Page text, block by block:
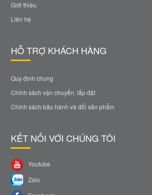
Giới thiệu
Liên hệ
HỖ TRỢ KHÁCH HÀNG
Quy định chung
Chính sách vận chuyển, lắp đặt
Chính sách bảo hành và đổi sản phẩm
KẾT NỐI VỚI CHÚNG TÔI
Youtube
Zalo